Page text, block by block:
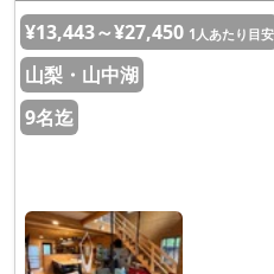
¥13,443～¥27,450 1人あたり目安
山梨・山中湖
9名迄